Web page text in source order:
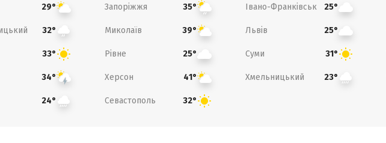
29° Запоріжжя 35° Івано-Франківськ 25°
32° Миколаїв 39° Львів 25°
33° Рівне 25° Суми 31°
34° Херсон 41° Хмельницький 23°
24° Севастополь 32°